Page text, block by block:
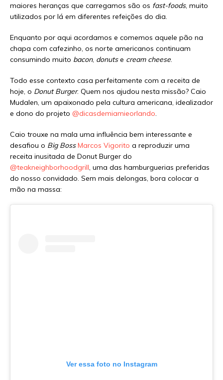
maiores heranças que carregamos são os fast-foods, muito
utilizados por lá em diferentes refeições do dia.
Enquanto por aqui acordamos e comemos aquele pão na
chapa com cafezinho, os norte americanos continuam
consumindo muito bacon, donutse cream cheese.
Todo esse contexto casa perfeitamente com a receita de
hoje, o Donut Burger. Quem nos ajudou nesta missão? Caio
Mudalen, um apaixonado pela cultura americana, idealizador
e dono do projeto @dicasdemiamieorlando.
Caio trouxe na mala uma influência bem interessante e
desafiou o Big Boss Marcos Vigorito a reproduzir uma
receita inusitada de Donut Burger do
@teakneighborhoodgrill, uma das hamburguerias preferidas
do nosso convidado. Sem mais delongas, bora colocar a
mão na massa:
Ver essa foto no Instagram